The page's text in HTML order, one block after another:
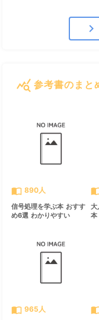
chevron_right
query_stats 参考書のまと
import_contacts 890人
信号処理を学ぶ本 おすす
め6選 わかりやすい
大
本
import_contacts 965人